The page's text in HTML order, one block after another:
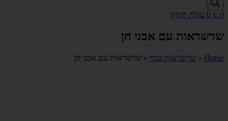
₪ 0
0 עגלת קניות
שרשראות עם אבני חן
Home
» שרשראות כסף » שרשראות עם אבני חן